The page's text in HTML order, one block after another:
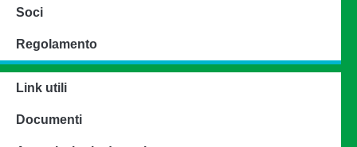
Soci
Regolamento
Link utili
Documenti